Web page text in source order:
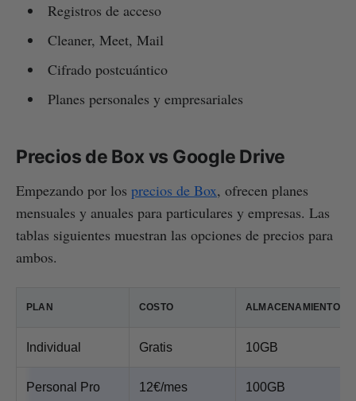
Registros de acceso
Cleaner, Meet, Mail
Cifrado postcuántico
Planes personales y empresariales
Precios de Box vs Google Drive
Empezando por los precios de Box, ofrecen planes
mensuales y anuales para particulares y empresas. Las
tablas siguientes muestran las opciones de precios para
ambos.
PLAN COSTO ALMACENAMIENTO
Individual Gratis 10GB
Personal Pro 12€/mes 100GB